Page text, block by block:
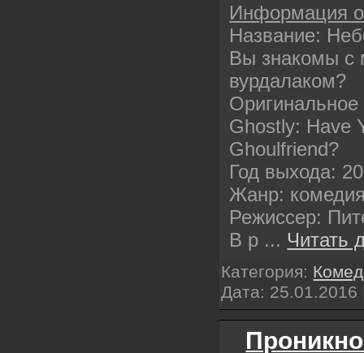
Информация
Название:
Вы знакомы с
вурдалаком?
Ghostly: Have
Ghoulfriend?
Год выхода:
Жанр:
Режиссер:
В р ... Читать
Категория:
Дата: 25.01.2016